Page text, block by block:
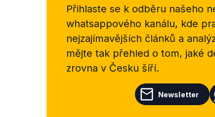
Přihlaste se k odběru našeho
whatsappového kanálu, kde
nejzajímavějších článků a
mějte tak přehled o tom, jaké
zrovna v Česku šíří.
Newsletter